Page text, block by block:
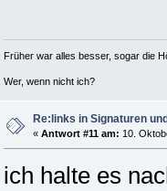
Früher war alles besser, sogar die
Wer, wenn nicht ich?
Re:links in Signaturen
« Antwort #11 am: 10.
ich halte es